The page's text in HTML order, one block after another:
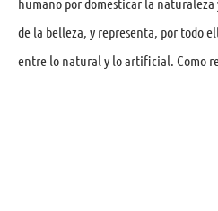
de la belleza, y representa, por todo
entre lo natural y lo artificial. Como